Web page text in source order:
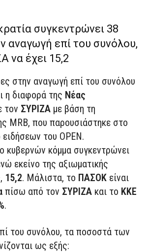
συγκεντρώνει 38
αναγωγή επί του συνόλου,
να έχει 15,2
στην αναγωγή επί του συνόλου
η διαφορά της Νέας
τον ΣΥΡΙΖΑ με βάση τη
MRB, που παρουσιάστηκε στο
ειδήσεων του OPEN.
κυβερνών κόμμα συγκεντρώνει
εκείνο της αξιωματικής
15,2. Μάλιστα, το ΠΑΣΟΚ είναι
πίσω από τον ΣΥΡΙΖΑ και το ΚΚΕ
.
του συνόλου, τα ποσοστά των
ως εξής: